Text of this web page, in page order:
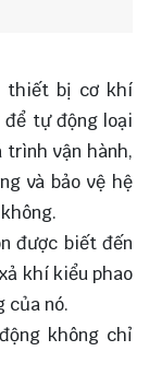
thiết bị cơ khí
tự động loại
vận hành,
và bảo vệ hệ
được biết đến
khí kiểu phao
của nó.
không chỉ